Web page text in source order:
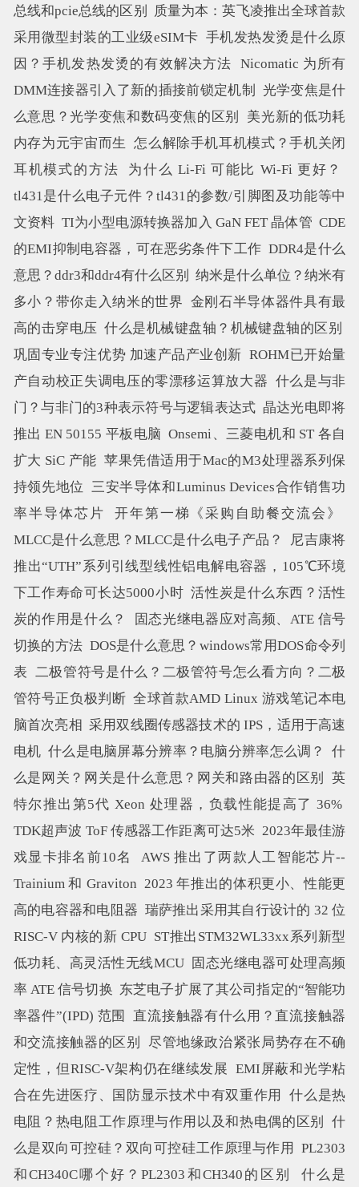
总线和pcie总线的区别
质量为本：英飞凌推出全球首款
采用微型封装的工业级eSIM卡 手机发热发烫是什么原
因？手机发热发烫的有效解决方法
Nicomatic 为所有
DMM连接器引入了新的插接前锁定机制
光学变焦是什
么意思？光学变焦和数码变焦的区别
美光新的低功耗
内存为元宇宙而生
怎么解除手机耳机模式？手机关闭
耳机模式的方法
为什么 Li-Fi 可能比 Wi-Fi 更好？
tl431是什么电子元件？tl431的参数/引脚图及功能等中
文资料 TI为小型电源转换器加入 GaN FET 晶体管 CDE
的EMI抑制电容器，可在恶劣条件下工作 DDR4是什么
意思？ddr3和ddr4有什么区别
纳米是什么单位？纳米有
多小？带你走入纳米的世界 金刚石半导体器件具有最
高的击穿电压 什么是机械键盘轴？机械键盘轴的区别
巩固专业专注优势 加速产品产业创新 ROHM已开始量
产自动校正失调电压的零漂移运算放大器 什么是与非
门？与非门的3种表示符号与逻辑表达式 晶达光电即将
推出 EN 50155 平板电脑 Onsemi、三菱电机和 ST 各自
扩大 SiC 产能 苹果凭借适用于Mac的M3处理器系列保
持领先地位 三安半导体和Luminus Devices合作销售功
率半导体芯片
开年第一梯《采购自助餐交流会》
MLCC是什么意思？MLCC是什么电子产品？
尼吉康将
推出“UTH”系列引线型线性铝电解电容器，105℃环境
下工作寿命可长达5000小时 活性炭是什么东西？活性
炭的作用是什么？
固态光继电器应对高频、ATE 信号
切换的方法 DOS是什么意思？windows常用DOS命令列
表 二极管符号是什么？二极管符号怎么看方向？二极
管符号正负极判断 全球首款AMD Linux 游戏笔记本电
脑首次亮相 采用双线圈传感器技术的 IPS，适用于高速
电机 什么是电脑屏幕分辨率？电脑分辨率怎么调？
什
么是网关？网关是什么意思？网关和路由器的区别
英
特尔推出第5代 Xeon 处理器，负载性能提高了 36%
TDK超声波 ToF 传感器工作距离可达5米 2023年最佳游
戏显卡排名前10名
AWS 推出了两款人工智能芯片--
Trainium 和 Graviton 2023 年推出的体积更小、性能更
高的电容器和电阻器 瑞萨推出采用其自行设计的 32 位
RISC-V 内核的新 CPU ST推出STM32WL33xx系列新型
低功耗、高灵活性无线MCU 固态光继电器可处理高频
率 ATE 信号切换 东芝电子扩展了其公司指定的“智能功
率器件”(IPD) 范围
直流接触器有什么用？直流接触器
和交流接触器的区别
尽管地缘政治紧张局势存在不确
定性，但RISC-V架构仍在继续发展 EMI屏蔽和光学粘
合在先进医疗、国防显示技术中有双重作用
什么是热
电阻？热电阻工作原理与作用以及和热电偶的区别
什
么是双向可控硅？双向可控硅工作原理与作用
PL2303
和CH340C哪个好？PL2303和CH340的区别
什么是